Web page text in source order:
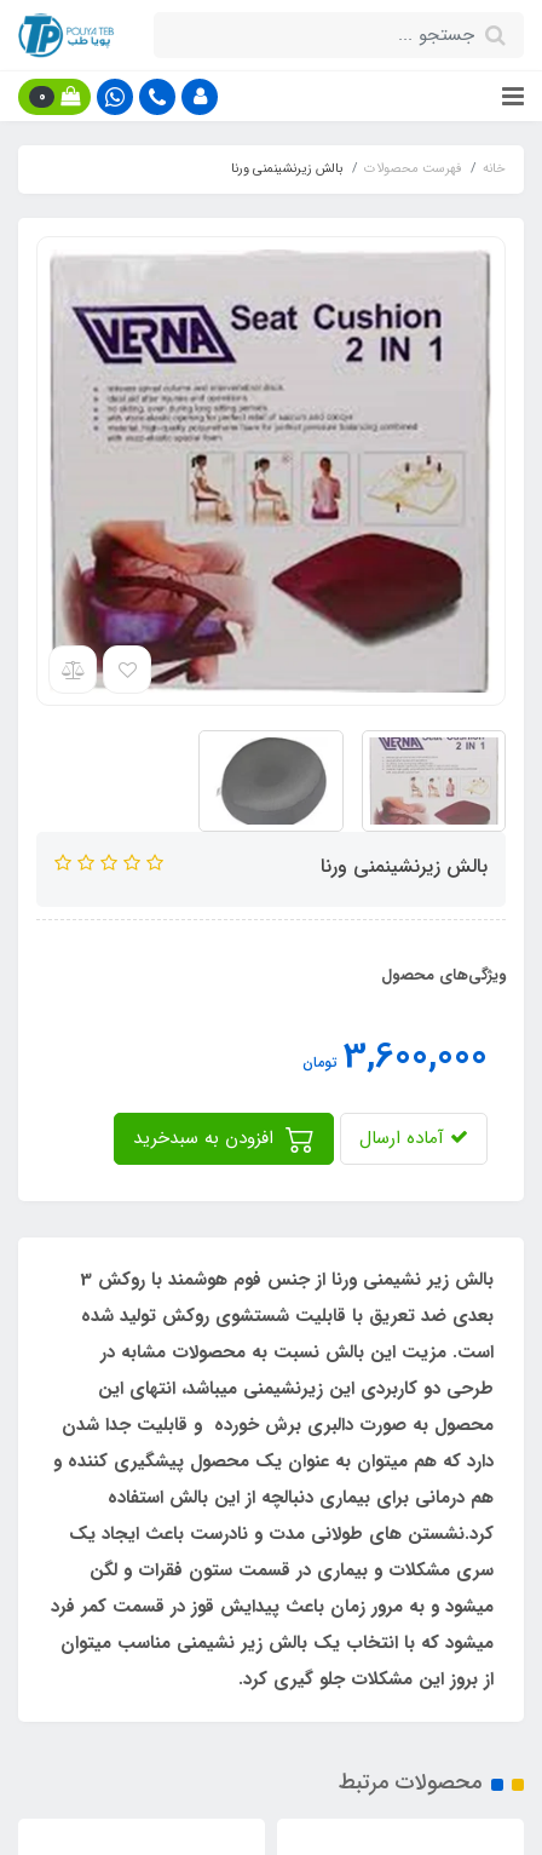
0
خانه فهرست محصولات بالش زیرنشینمنی ورنا
بالش زیرنشینمنی ورنا
ویژگی‌های محصول
3,600,000 تومان
آماده ارسال
بالش زیر نشیمنی ورنا از جنس فوم هوشمند با روکش 3
بعدی ضد تعریق با قابلیت شستشوی روکش تولید شده
است. مزیت این بالش نسبت به محصولات مشابه در
طرحی دو کاربردی این زیرنشیمنی میباشد، انتهای این
محصول به صورت دالبری برش خورده و قابلیت جدا شدن
دارد که هم میتوان به عنوان یک محصول پیشگیری کننده و
هم درمانی برای بیماری دنبالچه از این بالش استفاده
کرد.نشستن های طولانی مدت و نادرست باعث ایجاد یک
سری مشکلات و بیماری در قسمت ستون فقرات و لگن
میشود و به مرور زمان باعث پیدایش قوز در قسمت کمر فرد
میشود که با انتخاب یک بالش زیر نشیمنی مناسب میتوان
از بروز این مشکلات جلو گیری کرد.
محصولات مرتبط